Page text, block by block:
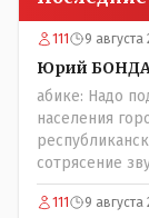
111 9 августа
Юрий
абике: Надо
населения
сотрясение
необходимо
разобраться
111 9 августа